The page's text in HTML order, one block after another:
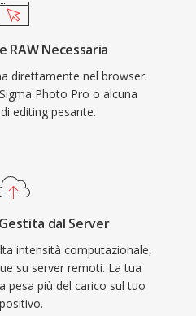
RAW Necessaria
direttamente nel browser.
Photo Pro o alcuna
editing pesante.
dal Server
intensità computazionale,
su server remoti. La tua
pesa più del carico sul tuo